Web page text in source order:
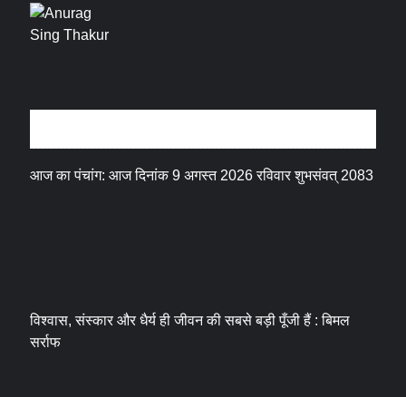
आज का पंचांग: आज दिनांक 9 अगस्त 2026 रविवार शुभसंवत् 2083
विश्वास, संस्कार और धैर्य ही जीवन की सबसे बड़ी पूँजी हैं : बिमल
सर्राफ